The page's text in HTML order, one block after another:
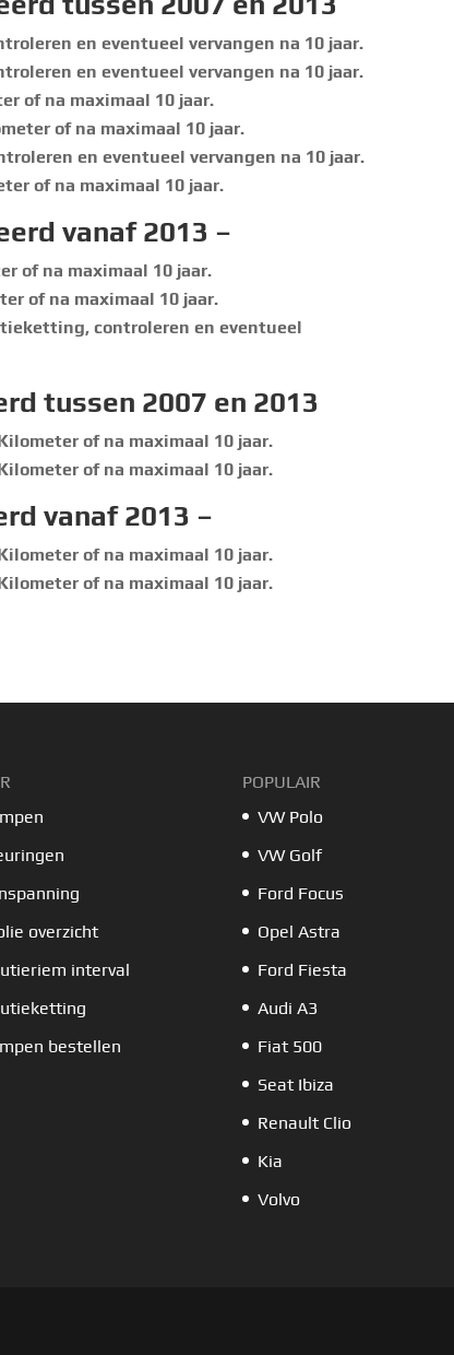
en eventueel vervangen na 10 jaar.
en eventueel vervangen na 10 jaar.
of na maximaal 10 jaar.
of na maximaal 10 jaar.
en eventueel vervangen na 10 jaar.
of na maximaal 10 jaar.
vanaf 2013 –
of na maximaal 10 jaar.
of na maximaal 10 jaar.
controleren en eventueel
tussen 2007 en 2013
of na maximaal 10 jaar.
of na maximaal 10 jaar.
vanaf 2013 –
of na maximaal 10 jaar.
of na maximaal 10 jaar.
overzicht
interval
bestellen
POPULAIR
VW Polo
VW Golf
Ford Focus
Opel Astra
Ford Fiesta
Audi A3
Fiat 500
Seat Ibiza
Renault Clio
Kia
Volvo